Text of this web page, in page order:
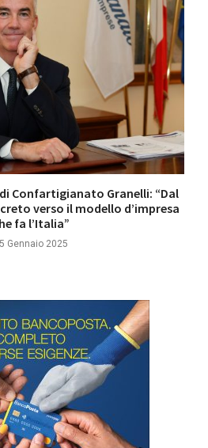
Confartigianato Granelli: “Dal
verso il modello d’impresa
fa l’Italia”
Gennaio 2025